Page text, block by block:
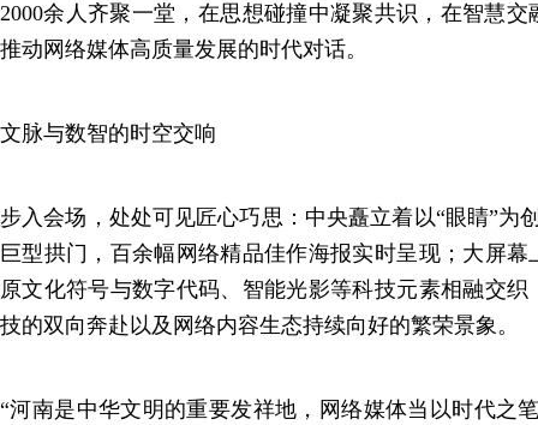
2000余人齐聚一堂，在思想碰撞中凝聚共识，在智慧
推动网络媒体高质量发展的时代对话。
文脉与数智的时空交响
步入会场，处处可见匠心巧思：中央矗立着以“眼睛”为
巨型拱门，百余幅网络精品佳作海报实时呈现；大屏
原文化符号与数字代码、智能光影等科技元素相融交
技的双向奔赴以及网络内容生态持续向好的繁荣景象。
“河南是中华文明的重要发祥地，网络媒体当以时代之